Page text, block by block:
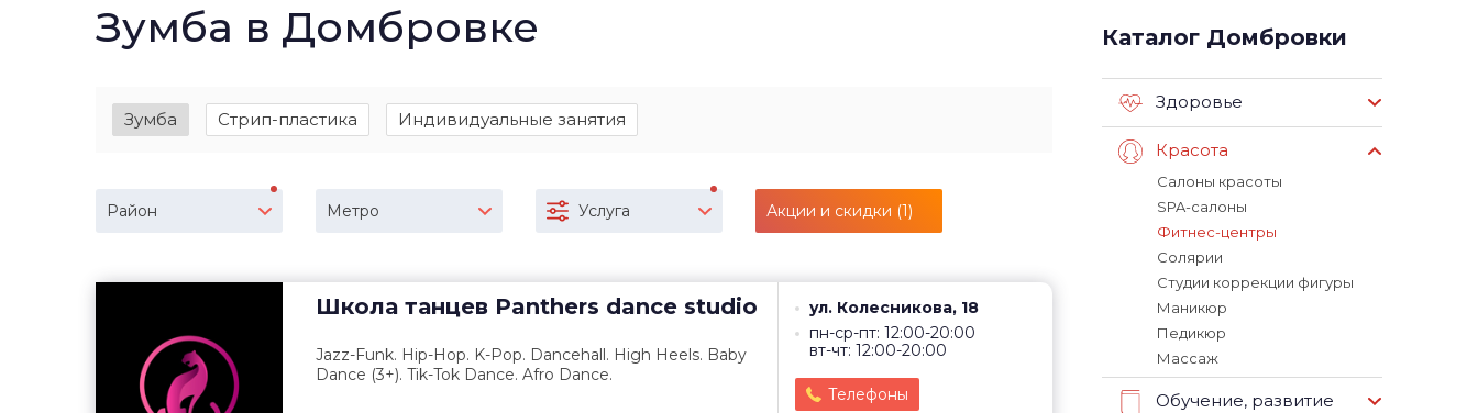
Зумба в Домбровке
Зумба Стрип-пластика Индивидуальные занятия
Район Метро Услуга Акции и скидки (1)
Школа танцев Panthers dance studio
ул. Колесникова, 18
пн-ср-пт: 12:00-20:00
вт-чт: 12:00-20:00
Телефоны
Jazz-Funk. Hip-Hop. K-Pop. Dancehall. High Heels. Baby
Dance (3+). Tik-Tok Dance. Afro Dance.
Каталог Домбровки
Здоровье
Красота
Салоны красоты
SPA-салоны
Фитнес-центры
Солярии
Студии коррекции фигуры
Маникюр
Педикюр
Массаж
Обучение, развитие